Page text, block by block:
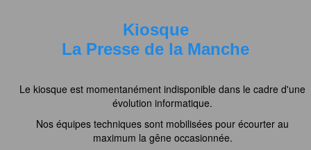
Kiosque
La Presse de la Manche
Le kiosque est momentanément indisponible dans le cadre d'une
évolution informatique.
Nos équipes techniques sont mobilisées pour écourter au
maximum la gêne occasionnée.